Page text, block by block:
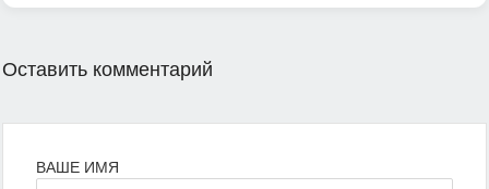
Оставить комментарий
ВАШЕ ИМЯ